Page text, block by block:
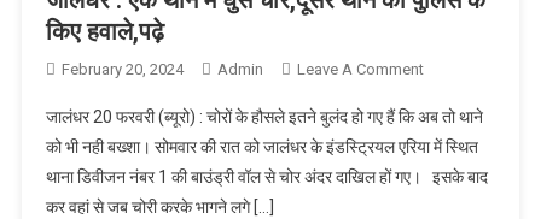
किए हवाले,पढ़े
February 20, 2024 Admin Leave A CommentOn जालंधर : एक
चोर,दूसरे थाने
की पुलिस के किए
हवाले,पढ़े
जालंधर 20 फरवरी (ब्यूरो) : चोरों के हौसले इतने बुलंद हो गए हैं कि अब तो थाने
को भी नही बख्शा। सोमवार की रात को जालंधर के इंडस्ट्रियल एरिया में स्थित
थाना डिवीजन नंबर 1 की बाउंड्री वॉल से चोर अंदर दाखिल हों गए। इसके बाद
कर वहां से जब चोरी करके भागने लगे […]